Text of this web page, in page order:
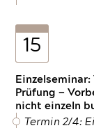
15
Prüfung —
nicht einzeln
Termin 2/4: